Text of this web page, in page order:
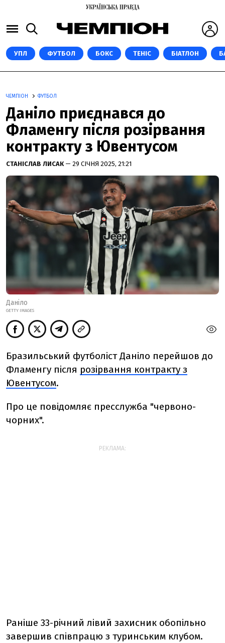
УПЛ ФУТБОЛ БОКС ТЕНІС БІАТЛОН
ЧЕМПІОН ФУТБОЛ
Даніло приєднався до
Фламенгу після розірвання
контракту з Ювентусом
СТАНІСЛАВ ЛИСАК — 29 СІЧНЯ 2025, 21:21
Даніло
GETTY IMAGES
Бразильський футболіст Даніло перейшов до
Фламенгу після розірвання контракту з
Ювентусом.
Про це повідомляє пресслужба "червоно-
чорних".
РЕКЛАМА:
Раніше 33-річний лівий захисник обопільно
завершив співпрацю з туринським клубом.